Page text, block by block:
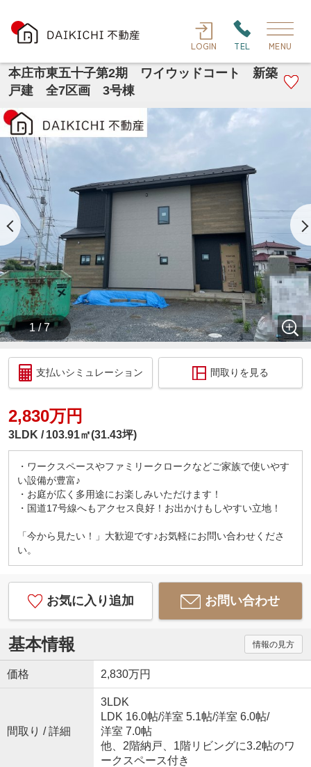
LOGIN TEL MENU
本庄市東五十子第2期 ワイウッドコート 新築
戸建 全7区画 3号棟
1 / 7
支払いシミュレーション 間取りを見る
2,830万円
3LDK 103.91㎡(31.43坪)
・ワークスペースやファミリークロークなどご家族で使いやす
い設備が豊富♪
・お庭が広く多用途にお楽しみいただけます！
・国道17号線へもアクセス良好！お出かけもしやすい立地！
「今から見たい！」大歓迎です♪お気軽にお問い合わせくださ
い。
お気に入り追加 お問い合わせ
基本情報 情報の見方
価格 2,830万円
間取り / 詳細
3LDK
LDK 16.0帖/洋室 5.1帖/洋室 6.0帖/
洋室 7.0帖
他、2階納戸、1階リビングに3.2帖のワ
ークスペース付き